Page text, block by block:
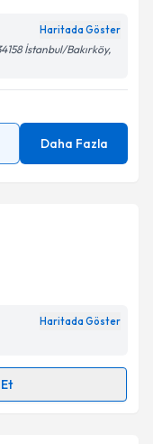
Haritada Göster
İstanbul/Bakırköy,
Daha Fazla
Haritada Göster